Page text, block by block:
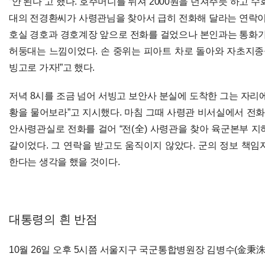
대의 전경환씨가 사령관님을 찾아서 급히 전화해 달라는 연락
호실 경호과 경호계장 앞으로 전화를 걸었으나 본인과는 통화
허둥대는 느낌이었다. 손 중위는 피아트 차로 돌아와 자초지
빙고로 가자!”고 했다.
저녁 8시를 조금 넘어 서빙고 보안사 분실에 도착한 그는 자리
황을 물어보라”고 지시했다. 마침 그때 사령관 비서실에서 전
안사령관실로 전화를 걸어 “전(全) 사령관을 찾아 육군본부
갈이었다. 그 연락을 받고도 움직이지 않았다. 군의 정보 책
한다는 생각을 했을 것이다.
대통령의 흰 반점
10월 26일 오후 5시쯤 서울지구 국군통합병원장 김병수(金秉